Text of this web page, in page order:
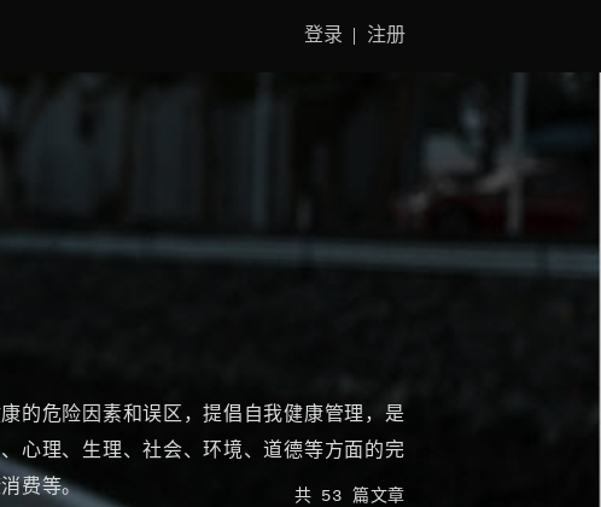
登录 注册
的危险因素和误区，提倡自我健康管理，是
心理、生理、社会、环境、道德等方面的完
费等。
共 53 篇文章